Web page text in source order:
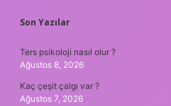
SIDEBAR
Son Yazılar
Ters psikoloji nasıl olur ?
Ağustos 8, 2026
Kaç çeşit çalgı var ?
Ağustos 7, 2026